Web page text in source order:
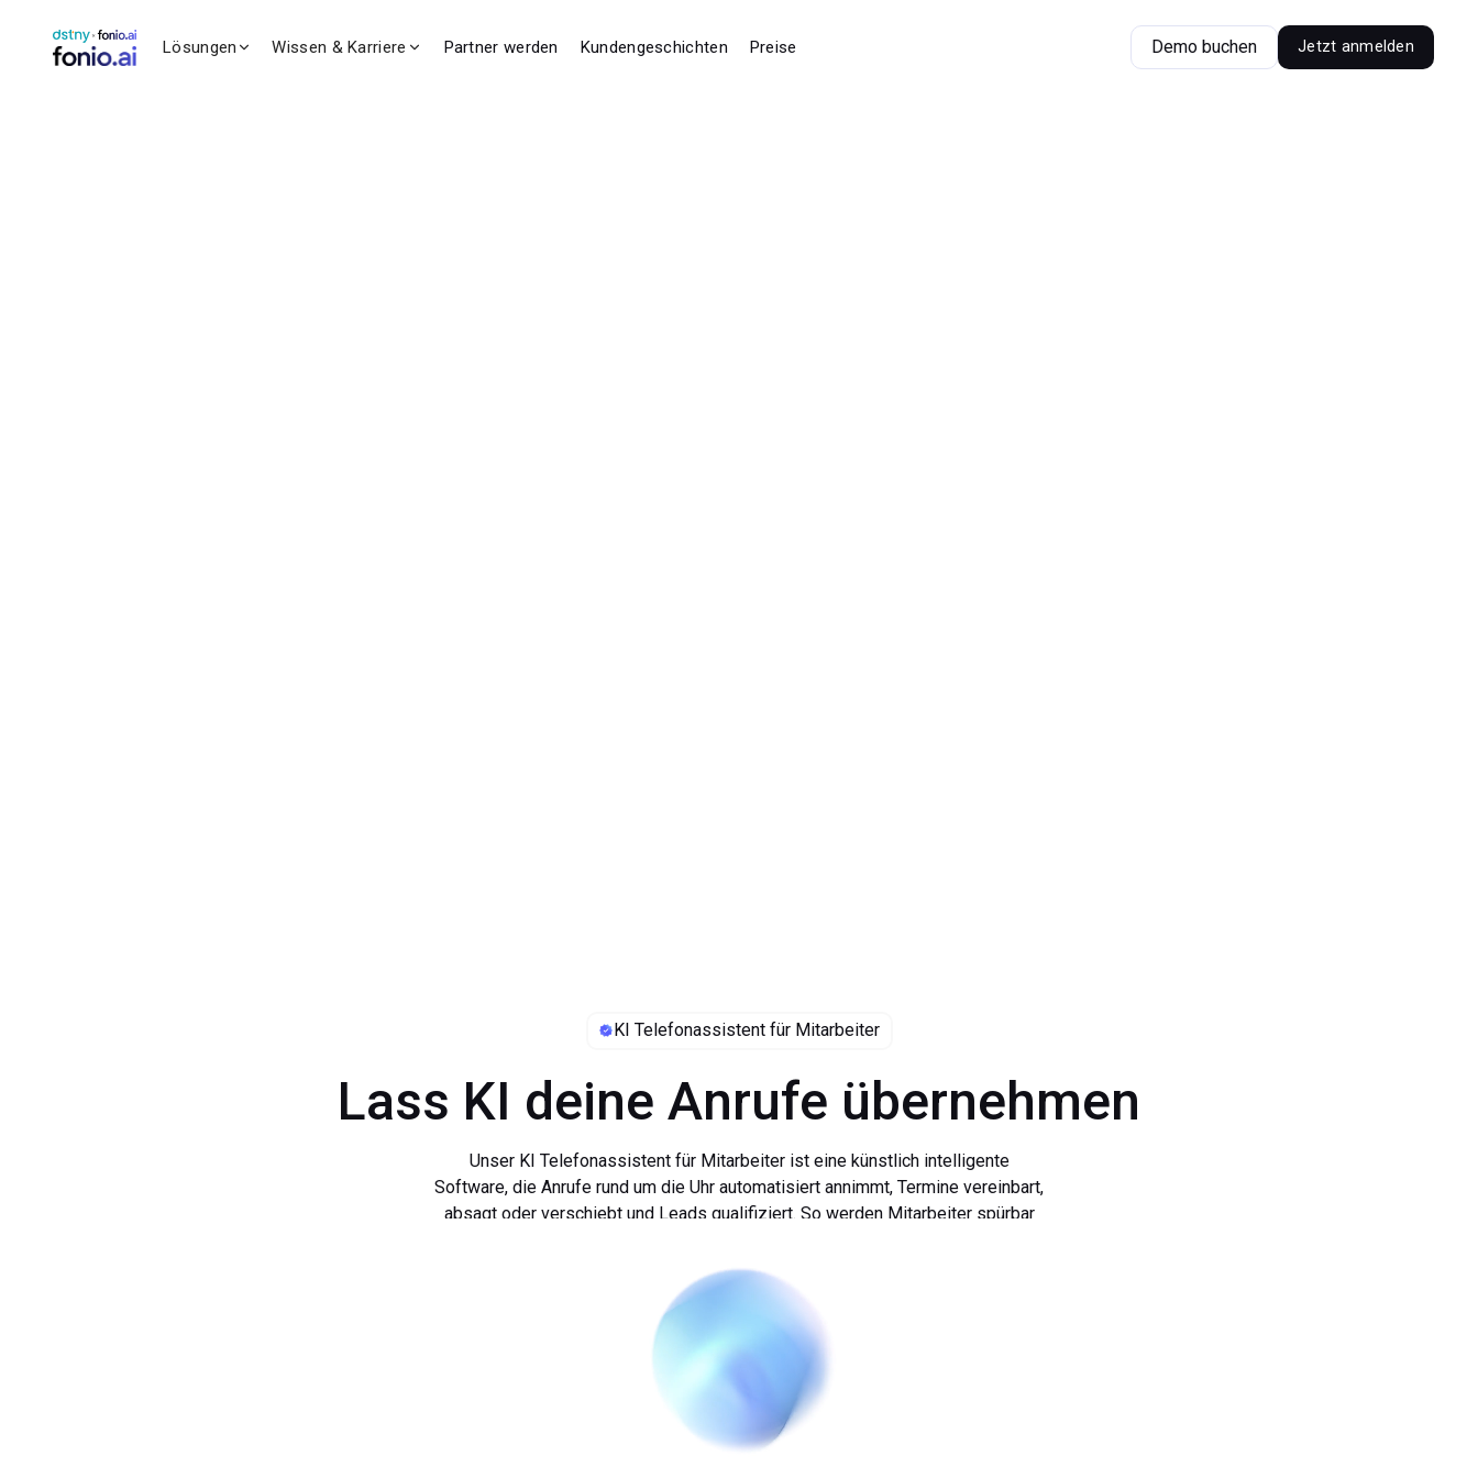
KI Telefonassistent für Mitarbeiter
Lass KI deine Anrufe übernehmen
Unser KI Telefonassistent für Mitarbeiter ist eine künstlich intelligente
Software, die Anrufe rund um die Uhr automatisiert annimmt, Termine vereinbart,
absagt oder verschiebt und Leads qualifiziert. So werden Mitarbeiter spürbar
darunter viele KMUs und größere Unternehmen in fast allen Branchen. Unser KI
Telefonassistent für Mitarbeiter ist ein smarter Helfer bei Routineaufgaben wie
zum Beispiel der Terminverwaltung, der Klärung von häufig gestellten Fragen
(Öffnungszeiten, Anfahrt, Warenannahme, Standardprozesse etc.) und der
Qualifizierung von Leads.
Ein KI Telefonassistent für Mitarbeiter verbessert die Effizienz, trägt zur
Lösungen Wissen & Karriere Partner werden Kundengeschichten Preise Demo buchen Jetzt anmelden